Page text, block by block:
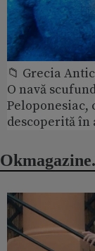
📁 Grecia
O navă
Peloponesiac,
descoperită